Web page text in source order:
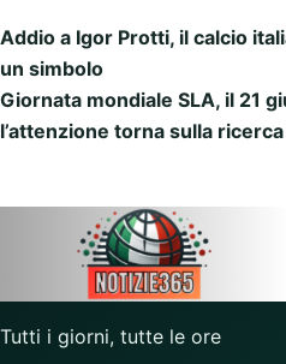
Post navigation
Addio a Igor Protti, il calcio
un simbolo
Giornata mondiale SLA, il 21
l’attenzione torna sulla ricerca
Tutti i giorni, tutte le ore